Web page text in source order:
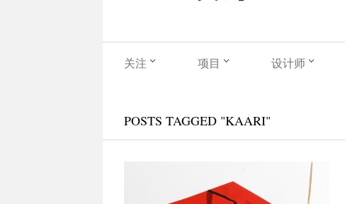
关注 项目 设计师
POSTS TAGGED "KAARI"